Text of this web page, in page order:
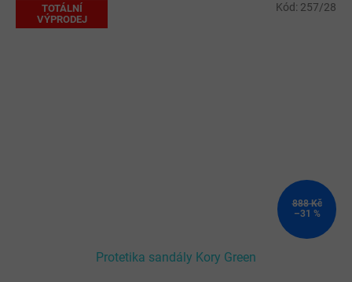
TOTÁLNÍ
VÝPRODEJ
888 Kč
–31 %
Protetika sandály Kory Green
Kód: 257/28